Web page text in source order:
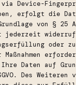
Device-
erfolgt die
von § 25
jederzeit
oder
Daten auf
Des Weiteren